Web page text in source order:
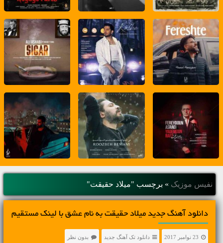
نفیس موزیک » برچسب "میلاد حقیقت"
دانلود آهنگ جديد میلاد حقیقت به نام عشق با لینک مستقیم
23 نوامبر 2017 دانلود تک آهنگ جدید بدون نظر